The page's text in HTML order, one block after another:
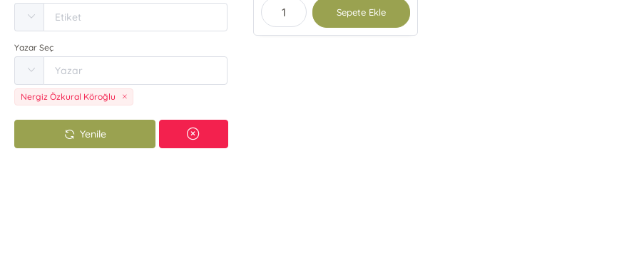
Yazar Seç
Nergiz Özkural Köroğlu
Yenile
Sepete Ekle